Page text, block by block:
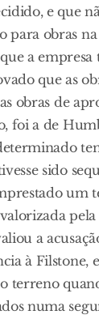
e que
para obras
a
que as
obras de
foi a de
sido
um
a
à Filstone,
terreno
numa